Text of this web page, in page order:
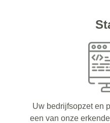
Uw bedrijfsopzet en
een van onze